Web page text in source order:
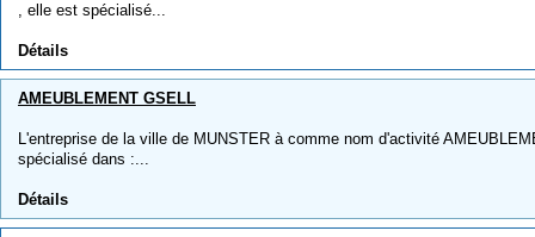
, elle est spécialisé...
Détails
AMEUBLEMENT GSELL
L'entreprise de la ville de MUNSTER à comme nom d'activité
spécialisé dans :...
Détails